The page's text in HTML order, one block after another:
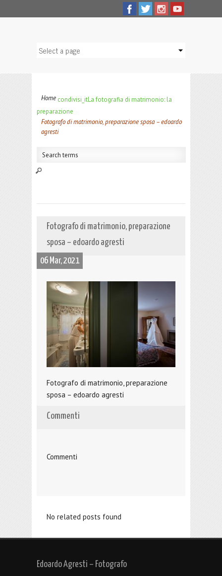
Home condivisi_itLa fotografia di matrimonio: la
preparazione
Fotografo di matrimonio, preparazione sposa – edoardo
agresti
Fotografo di matrimonio, preparazione
sposa – edoardo agresti
06 Mar, 2021
Fotografo di matrimonio, preparazione
sposa – edoardo agresti
Commenti
Commenti
No related posts found
Edoardo Agresti – Fotografo